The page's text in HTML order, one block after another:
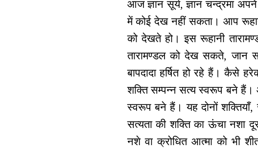
आज ज्ञान सूर्य, ज्ञान चन्द्रमा
में कोई देख नहीं सकता। आप
को देखते हो। इस रूहानी
तारामण्डल को देख सकते, जान
बापदादा हर्षित हो रहे हैं। कैसे
शक्ति सम्पन्न सत्य स्वरूप बने हैं।
स्वरूप बने हैं। यह दोनों
सत्यता की शक्ति का ऊंचा नशा
नशे वा क्रोधित आत्मा को भी